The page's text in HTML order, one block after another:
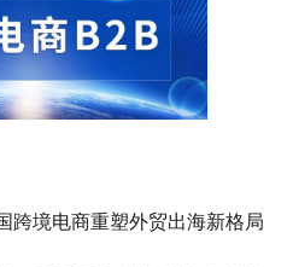
跨境电商重塑外贸出海新格局